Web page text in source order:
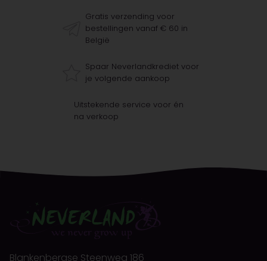
Gratis verzending voor
bestellingen vanaf € 60 in
België
Spaar Neverlandkrediet voor
je volgende aankoop
Uitstekende service voor én
na verkoop
Blankenbergse Steenweg 186